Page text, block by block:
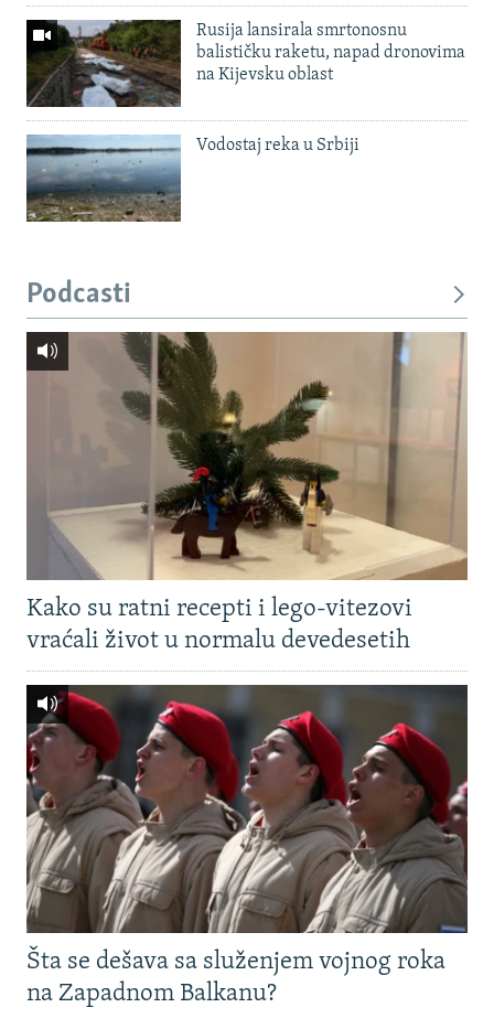
Rusija lansirala smrtonosnu
balističku raketu, napad dronovima
na Kijevsku oblast
Vodostaj reka u Srbiji
Podcasti
Kako su ratni recepti i lego-vitezovi
vraćali život u normalu devedesetih
Šta se dešava sa služenjem vojnog roka
na Zapadnom Balkanu?